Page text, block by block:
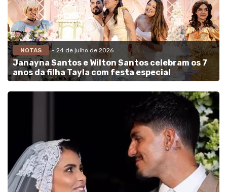
NOTAS - 24 de julho de 2026
Janayna Santos e Wilton Santos celebram os 7
anos da filha Tayla com festa especial